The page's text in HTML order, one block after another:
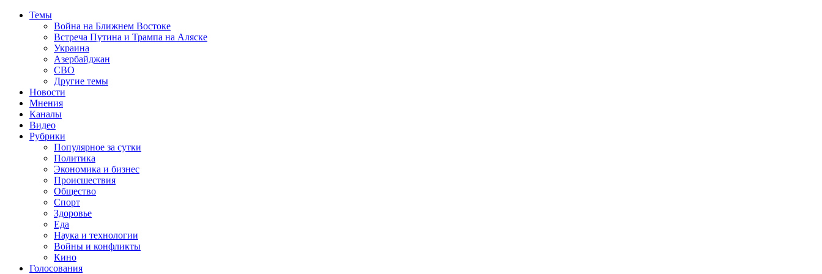
Темы
Война на Ближнем Востоке
Встреча Путина и Трампа на Аляске
Украина
Азербайджан
СВО
Другие темы
Новости
Мнения
Каналы
Видео
Рубрики
Популярное за сутки
Политика
Экономика и бизнес
Происшествия
Общество
Спорт
Здоровье
Еда
Наука и технологии
Войны и конфликты
Кино
Голосования